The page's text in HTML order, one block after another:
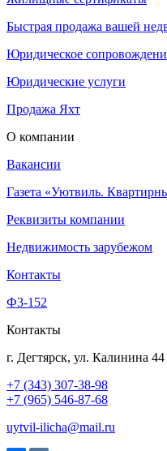
Быстрая продажа вашей
Юридическое
Юридические услуги
Продажа Яхт
О компании
Вакансии
Газета «Уютвиль.
Реквизиты компании
Недвижимость зарубежом
Контакты
Ф3-152
Контакты
г. Дегтярск, ул. Калинина 44
+7 (343) 307-38-98
+7 (965) 546-87-68
uytvil-ilicha@mail.ru